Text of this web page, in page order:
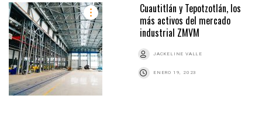
Cuautitlán y Tepotzotlán, los
más activos del mercado
industrial ZMVM
JACKELINE VALLE
ENERO 19, 2023